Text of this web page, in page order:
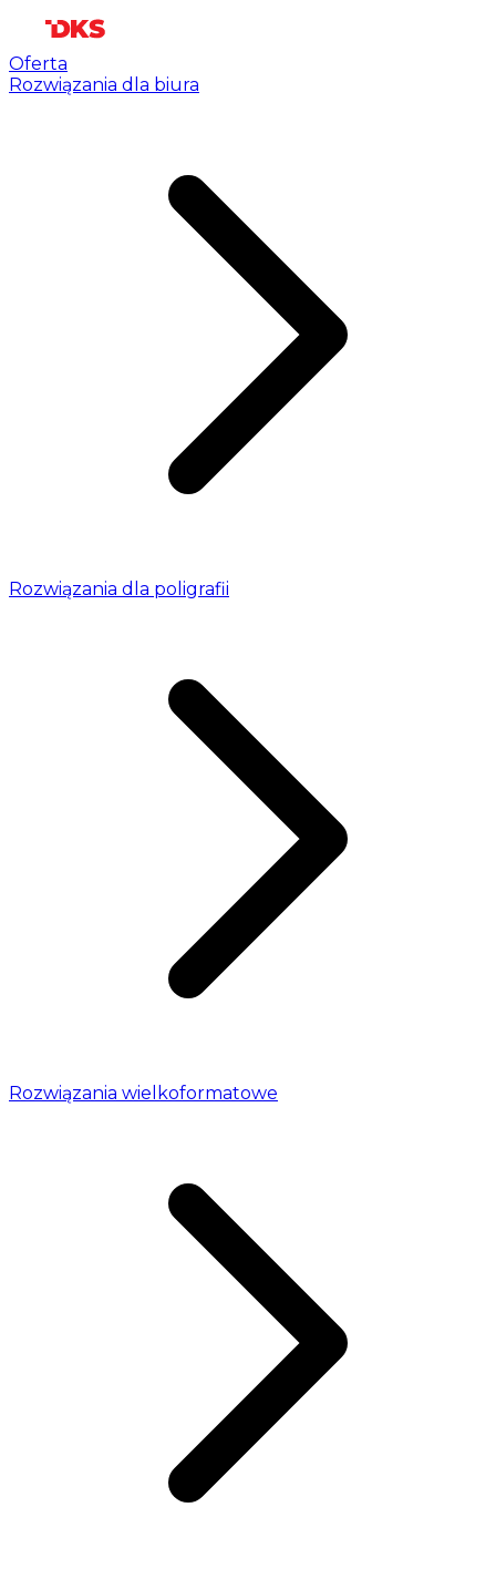
Oferta
Rozwiązania dla biura
Rozwiązania dla poligrafii
Rozwiązania wielkoformatowe